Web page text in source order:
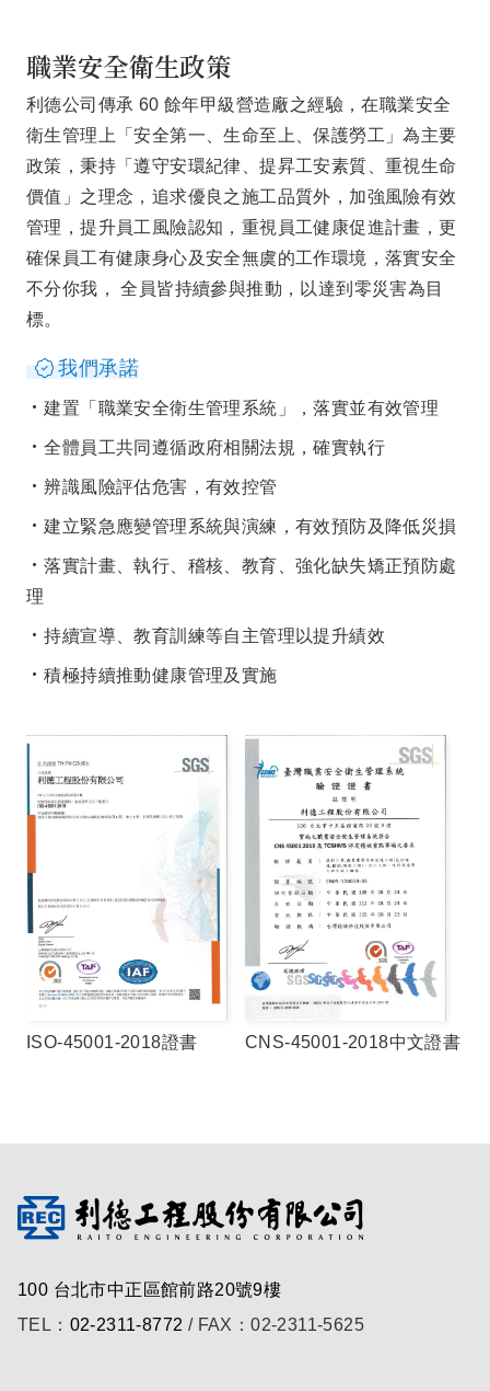
ISO-45001-2018證書 CNS-45001-2018中文證書
職業安全衛生政策
利德公司傳承 60 餘年甲級營造廠之經驗，在職業安全
衛生管理上「安全第一、生命至上、保護勞工」為主要
政策，秉持「遵守安環紀律、提昇工安素質、重視生命
價值」之理念，追求優良之施工品質外，加強風險有效
管理，提升員工風險認知，重視員工健康促進計畫，更
確保員工有健康身心及安全無虞的工作環境，落實安全
不分你我， 全員皆持續參與推動，以達到零災害為目
標。
我們承諾
建置「職業安全衛生管理系統」，落實並有效管理
全體員工共同遵循政府相關法規，確實執行
辨識風險評估危害，有效控管
建立緊急應變管理系統與演練，有效預防及降低災損
落實計畫、執行、稽核、教育、強化缺失矯正預防處
理
持續宣導、教育訓練等自主管理以提升績效
積極持續推動健康管理及實施
100 台北市中正區館前路20號9樓
TEL： 02-2311-8772 / FAX：02-2311-5625